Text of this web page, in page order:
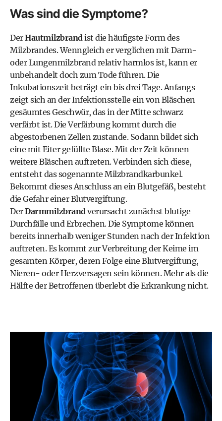
Was sind die Symptome?
DerHautmilzbrandist die häufigste Form des
Milzbrandes. Wenngleich er verglichen mit Darm-
oder Lungenmilzbrand relativ harmlos ist, kann er
unbehandelt doch zum Tode führen. Die
Inkubationszeit beträgt ein bis drei Tage. Anfangs
zeigt sich an der Infektionsstelle ein von Bläschen
gesäumtes Geschwür, das in der Mitte schwarz
verfärbt ist. Die Verfärbung kommt durch die
abgestorbenen Zellen zustande. Sodann bildet sich
eine mit Eiter gefüllte Blase. Mit der Zeit können
weitere Bläschen auftreten. Verbinden sich diese,
entsteht das sogenannte Milzbrandkarbunkel.
Bekommt dieses Anschluss an ein Blutgefäß, besteht
die Gefahr einer Blutvergiftung.
DerDarmmilzbrandverursacht zunächst blutige
Durchfälle und Erbrechen. Die Symptome können
bereits innerhalb weniger Stunden nach der Infektion
auftreten. Es kommt zur Verbreitung der Keime im
gesamten Körper, deren Folge eine Blutvergiftung,
Nieren- oder Herzversagen sein können. Mehr als die
Hälfte der Betroffenen überlebt die Erkrankung nicht.